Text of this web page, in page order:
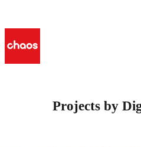
Projects by